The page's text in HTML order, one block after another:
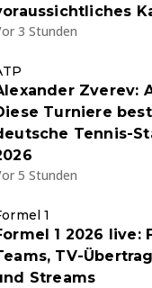
3 Stunden
Zverev:
Turniere
Tennis-
5 Stunden
1
1 2026 live:
TV-
Streams